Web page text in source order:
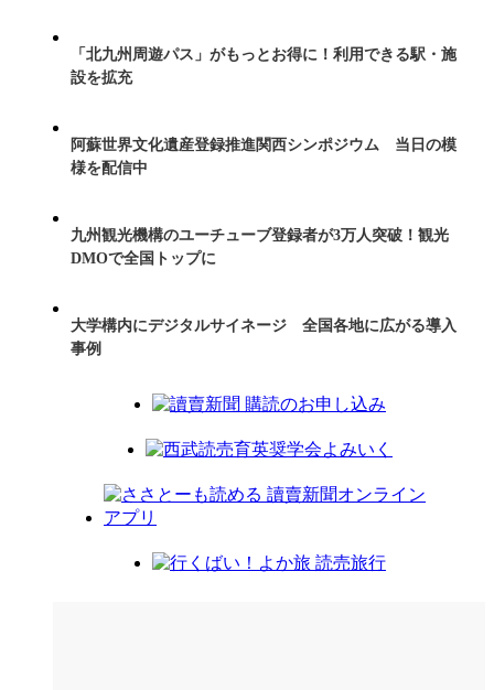
「北九州周遊パス」がもっとお得に！利用できる駅・施
設を拡充
阿蘇世界文化遺産登録推進関西シンポジウム 当日の模
様を配信中
九州観光機構のユーチューブ登録者が3万人突破！観光
DMOで全国トップに
大学構内にデジタルサイネージ 全国各地に広がる導入
事例